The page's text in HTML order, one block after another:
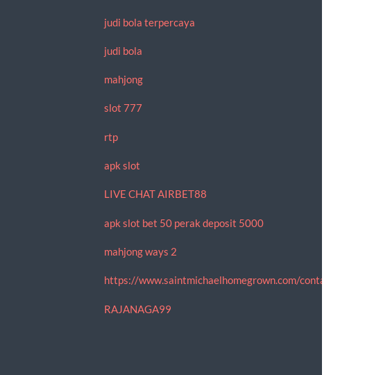
judi bola terpercaya
judi bola
mahjong
slot 777
rtp
apk slot
LIVE CHAT AIRBET88
apk slot bet 50 perak deposit 5000
mahjong ways 2
https://www.saintmichaelhomegrown.com/contact
RAJANAGA99